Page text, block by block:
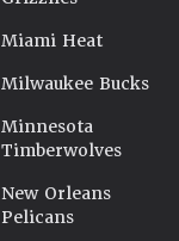
Miami Heat
Milwaukee Bucks
Minnesota
Timberwolves
New Orleans
Pelicans